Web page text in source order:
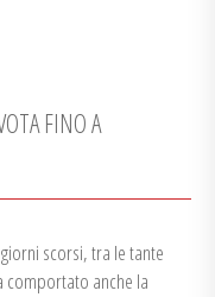
FINO A
scorsi, tra le tante
comportato anche la